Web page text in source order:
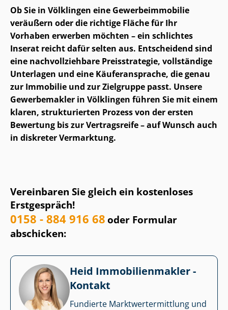
Ob Sie in Völklingen eine Ge­wer­be­im­mo­bi­lie
veräußern oder die richtige Fläche für Ihr
Vorhaben erwerben möchten – ein schlichtes
Inserat reicht dafür selten aus. Entscheidend sind
eine nach­voll­zieh­ba­re Preisstrategie, vollständige
Unterlagen und eine Käuferansprache, die genau
zur Immobilie und zur Zielgruppe passt. Unsere
Gewerbemakler in Völklingen führen Sie mit einem
klaren, strukturierten Prozess von der ersten
Bewertung bis zur Vertragsreife – auf Wunsch auch
in diskreter Vermarktung.
Vereinbaren Sie gleich ein kostenloses
Erstgespräch!
0158 - 884 916 68oder Formular
abschicken:
Heid Im­mo­bi­li­en­mak­ler -
Kontakt
Fundierte Markt­wert­ermitt­lung und